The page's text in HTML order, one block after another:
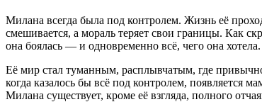
Милана всегда была под контролем. Жизнь её
смешивается, а мораль теряет свои границы. Как
она боялась — и одновременно всё, чего она хотела.
Её мир стал туманным, расплывчатым, где
когда казалось бы всё под контролем, появляется
Милана существует, кроме её взгляда, полного